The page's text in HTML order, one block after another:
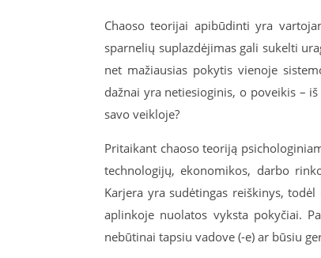
Chaoso teorijai apibūdinti yra
sparnelių suplazdėjimas gali sukelti
net mažiausias pokytis vienoje
dažnai yra netiesioginis, o poveikis –
savo veikloje?
Pritaikant chaoso teoriją
technologijų, ekonomikos, darbo
Karjera yra sudėtingas reiškinys,
aplinkoje nuolatos vyksta pokyčiai.
nebūtinai tapsiu vadove (-e) ar būsiu